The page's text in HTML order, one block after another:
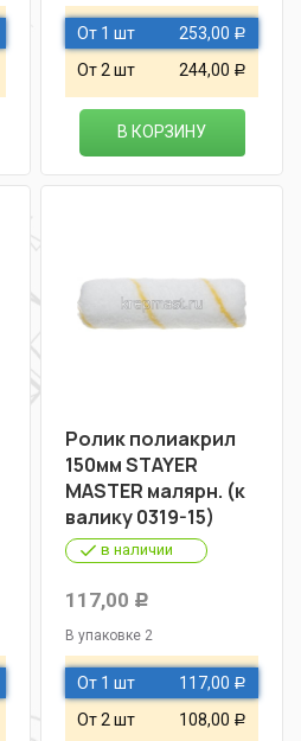
От 1 шт 253,00 Р
От 2 шт 244,00 Р
В КОРЗИНУ
Ролик полиакрил
150мм STAYER
MASTER малярн. (к
валику 0319-15)
в наличии
117,00 Р
В упаковке 2
От 1 шт 117,00 Р
От 2 шт 108,00 Р